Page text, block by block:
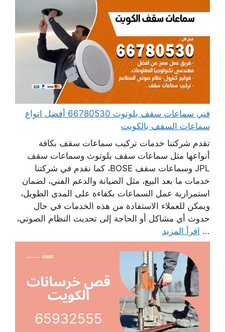
فني سماعات سقف بلوتوث 66780530 أفضل انواع
سماعات السقف بالكويت
تقدم شركتنا خدمات تركيب سماعات سقف بكافة
أنواعها مثل سماعات سقف بلوتوث وسماعات سقف
JPL وسماعات سقف BOSE، كما نقدم في شركتنا
خدمات ما بعد البيع، مثل الصيانة والدعم الفني، لضمان
استمرارية عمل السماعات بكفاءة على المدى الطويل،
ويمكن للعملاء الاستفادة من هذه الخدمات في حال
حدوث أي مشاكل أو الحاجة إلى تحديث النظام الصوتي،
... اقرأ المزيد